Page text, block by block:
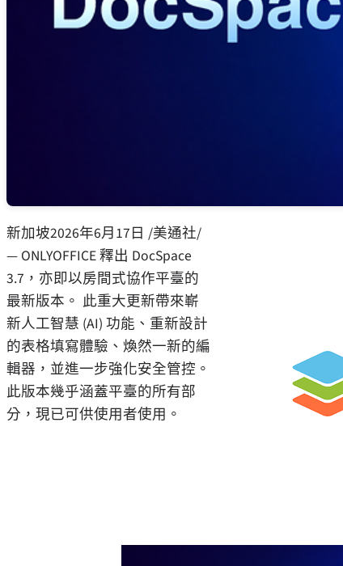
新加坡2026年6月17日 /美通社/
— ONLYOFFICE 釋出 DocSpace
3.7，亦即以房間式協作平臺的
最新版本。 此重大更新帶來嶄
新人工智慧 (AI) 功能、重新設計
的表格填寫體驗、煥然一新的編
輯器，並進一步強化安全管控。
此版本幾乎涵蓋平臺的所有部
分，現已可供使用者使用。